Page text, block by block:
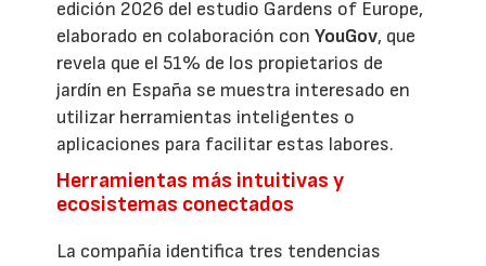
edición 2026 del estudio Gardens of Europe,
elaborado en colaboración conYouGov, que
revela que el 51% de los propietarios de
jardín en España se muestra interesado en
utilizar herramientas inteligentes o
aplicaciones para facilitar estas labores.
Herramientas más intuitivas y
ecosistemas conectados
La compañía identifica tres tendencias